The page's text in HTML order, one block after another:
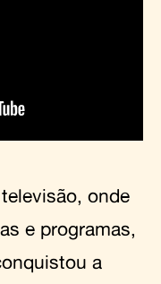
onde
e programas,
a